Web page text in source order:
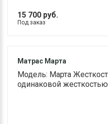
15 700 руб.
Под заказ
Матрас Марта
Модель: Марта
одинаковой жесткостью